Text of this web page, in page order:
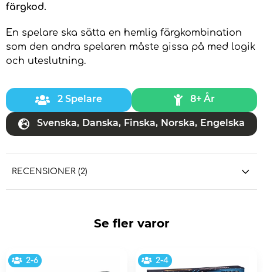
färgkod.
En spelare ska sätta en hemlig färgkombination
som den andra spelaren måste gissa på med logik
och uteslutning.
2 Spelare 8+ År
Svenska, Danska, Finska, Norska, Engelska
RECENSIONER (2)
Se fler varor
2-6 2-4